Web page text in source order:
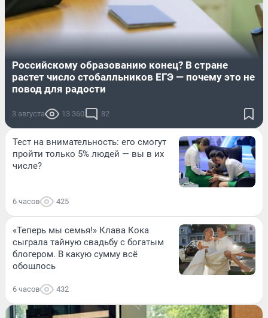
Российскому образованию конец? В стране
растет число стобалльников ЕГЭ — почему это не
повод для радости
3 августа 13 360 82
Тест на внимательность: его смогут
пройти только 5% людей — вы в их
числе?
6 часов 425
«Теперь мы семья!» Клава Кока
сыграла тайную свадьбу с богатым
блогером. В какую сумму всё
обошлось
6 часов 432